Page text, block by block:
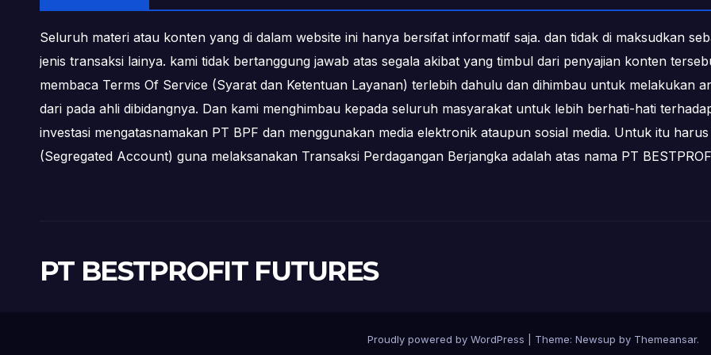
Seluruh materi atau konten yang di dalam website ini hanya bersifat informatif saja. dan tidak di maksudkan
jenis transaksi lainya. kami tidak bertanggung jawab atas segala akibat yang timbul dari penyajian konten
membaca Terms Of Service (Syarat dan Ketentuan Layanan) terlebih dahulu dan dihimbau untuk melakukan
dari pada ahli dibidangnya. Dan kami menghimbau kepada seluruh masyarakat untuk lebih berhati-hati
investasi mengatasnamakan PT BPF dan menggunakan media elektronik ataupun sosial media. Untuk itu
(Segregated Account) guna melaksanakan Transaksi Perdagangan Berjangka adalah atas nama PT
PT BESTPROFIT FUTURES
Proudly powered by WordPress Theme: Newsup by Themeansar.